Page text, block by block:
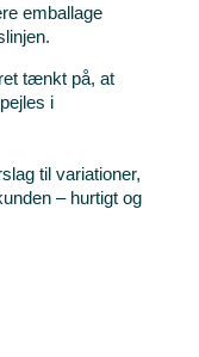
emballage
tænkt på, at
i
til variationer,
– hurtigt og